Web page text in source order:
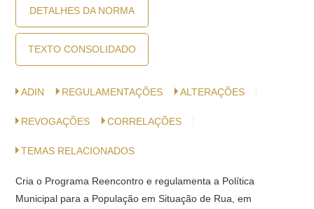
DETALHES DA NORMA
TEXTO CONSOLIDADO
ADIN REGULAMENTAÇÕES ALTERAÇÕES
REVOGAÇÕES CORRELAÇÕES
TEMAS RELACIONADOS
Cria o Programa Reencontro e regulamenta a Política
Municipal para a População em Situação de Rua, em